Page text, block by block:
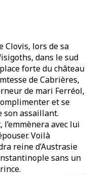
Clovis, lors de sa
dans le sud
forte du château
de Cabrières,
de mari Ferréol,
et se
son assaillant.
avec lui
Voilà
reine d’Austrasie
sans un